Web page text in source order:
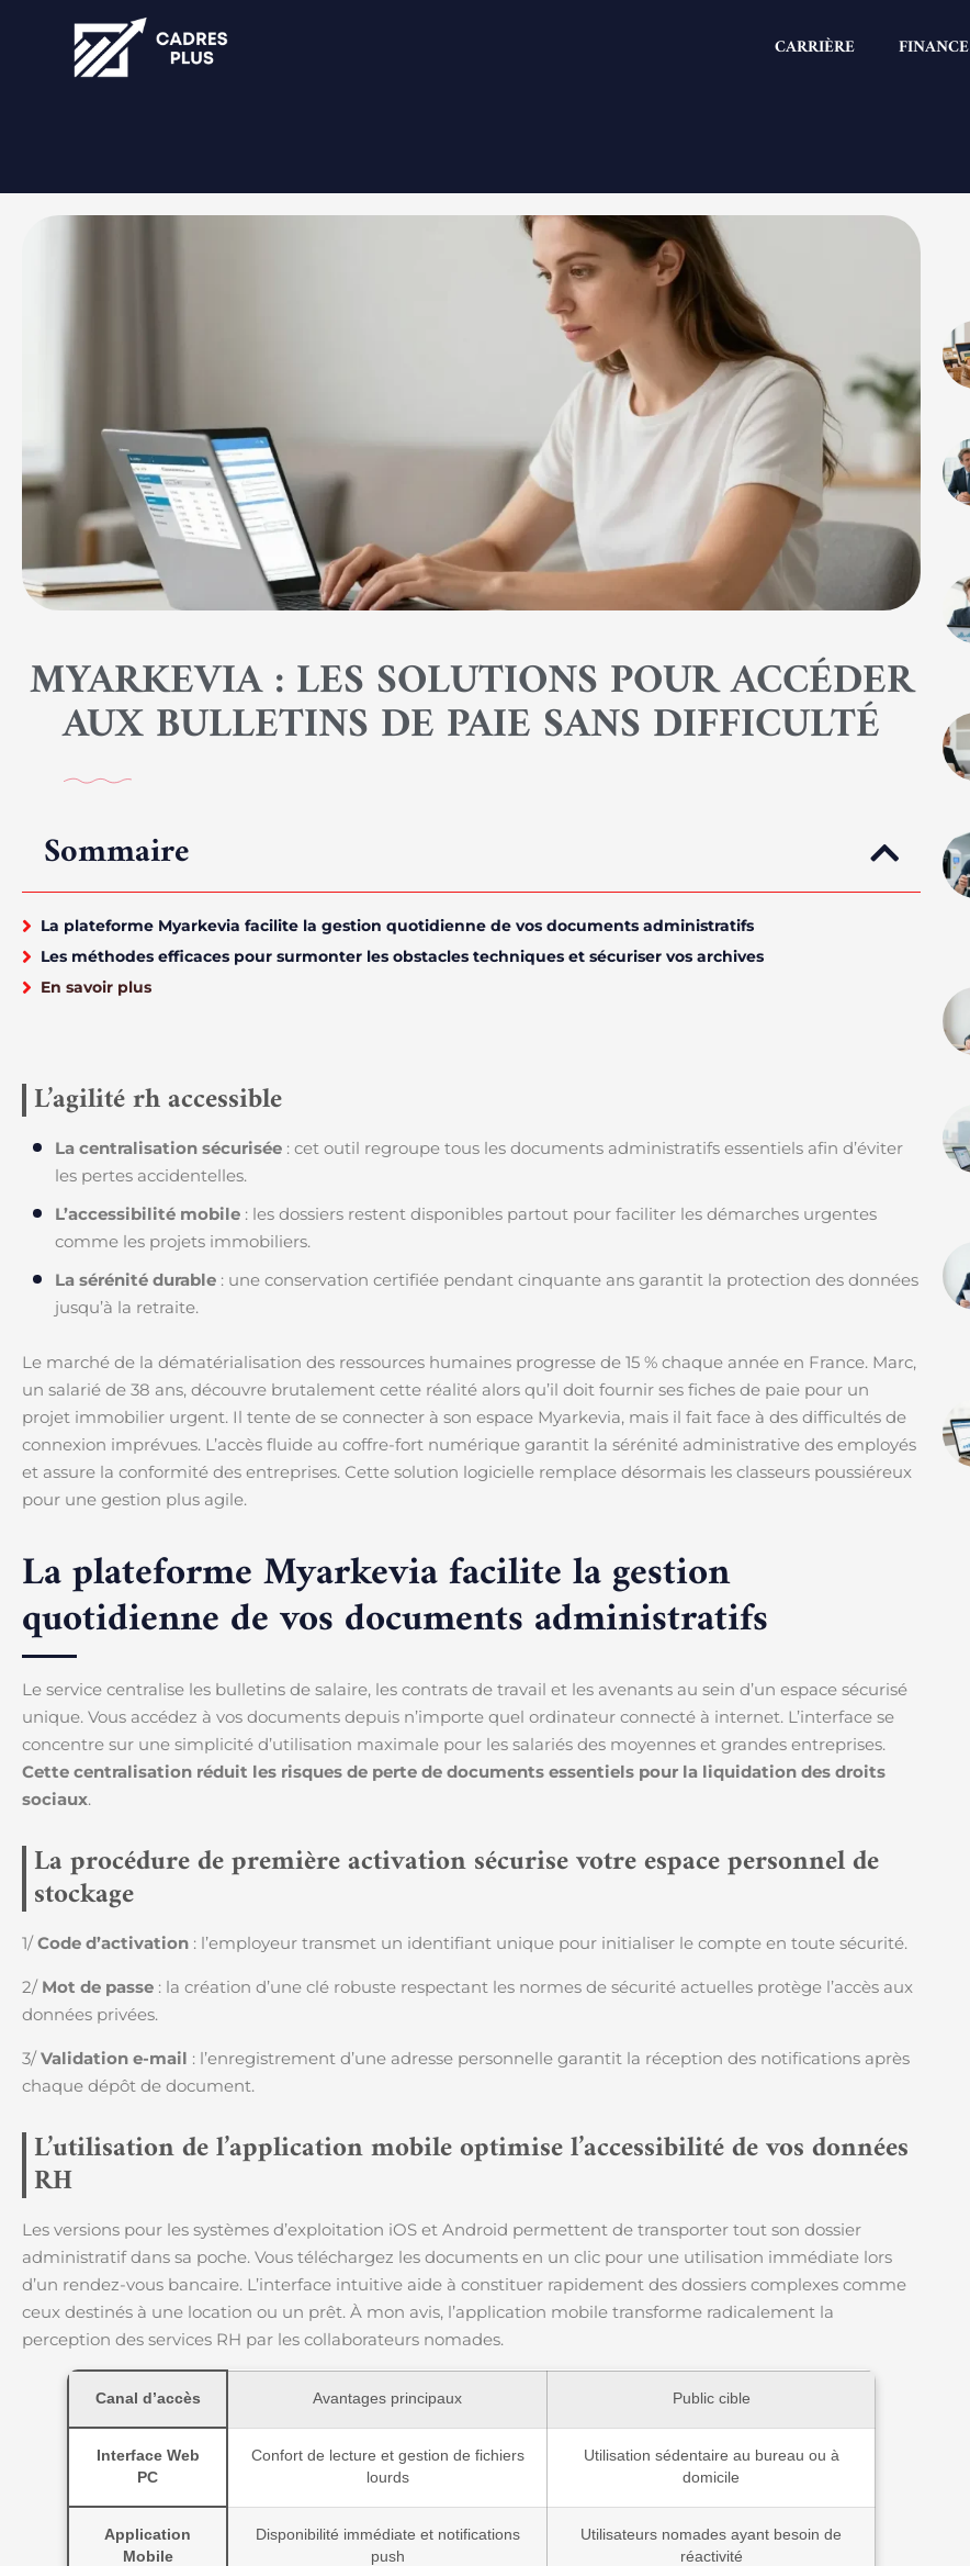
CARRIÈRE FINANCE
MYARKEVIA : LES SOLUTIONS POUR ACCÉDER
AUX BULLETINS DE PAIE SANS DIFFICULTÉ
Sommaire
La plateforme Myarkevia facilite la gestion quotidienne de vos documents administratifs
Les méthodes efficaces pour surmonter les obstacles techniques et sécuriser vos archives
En savoir plus
L’agilité rh accessible
La centralisation sécurisée : cet outil regroupe tous les documents administratifs essentiels afin d’éviter
les pertes accidentelles.
L’accessibilité mobile : les dossiers restent disponibles partout pour faciliter les démarches urgentes
comme les projets immobiliers.
La sérénité durable : une conservation certifiée pendant cinquante ans garantit la protection des données
jusqu’à la retraite.
Le marché de la dématérialisation des ressources humaines progresse de 15 % chaque année en France. Marc,
un salarié de 38 ans, découvre brutalement cette réalité alors qu’il doit fournir ses fiches de paie pour un
projet immobilier urgent. Il tente de se connecter à son espace Myarkevia, mais il fait face à des difficultés de
connexion imprévues. L’accès fluide au coffre-fort numérique garantit la sérénité administrative des employés
et assure la conformité des entreprises. Cette solution logicielle remplace désormais les classeurs poussiéreux
pour une gestion plus agile.
La plateforme Myarkevia facilite la gestion
quotidienne de vos documents administratifs
Le service centralise les bulletins de salaire, les contrats de travail et les avenants au sein d’un espace sécurisé
unique. Vous accédez à vos documents depuis n’importe quel ordinateur connecté à internet. L’interface se
concentre sur une simplicité d’utilisation maximale pour les salariés des moyennes et grandes entreprises.
Cette centralisation réduit les risques de perte de documents essentiels pour la liquidation des droits
sociaux.
La procédure de première activation sécurise votre espace personnel de
stockage
1/Code d’activation : l’employeur transmet un identifiant unique pour initialiser le compte en toute sécurité.
2/ Mot de passe : la création d’une clé robuste respectant les normes de sécurité actuelles protège l’accès aux
données privées.
3/Validation e-mail : l’enregistrement d’une adresse personnelle garantit la réception des notifications après
chaque dépôt de document.
L’utilisation de l’application mobile optimise l’accessibilité de vos données
RH
Les versions pour les systèmes d’exploitation iOS et Android permettent de transporter tout son dossier
administratif dans sa poche. Vous téléchargez les documents en un clic pour une utilisation immédiate lors
d’un rendez-vous bancaire. L’interface intuitive aide à constituer rapidement des dossiers complexes comme
ceux destinés à une location ou un prêt. À mon avis, l’application mobile transforme radicalement la
perception des services RH par les collaborateurs nomades.
Canal d’accès Avantages principaux Public cible
Interface Web
PC
Confort de lecture et gestion de fichiers
lourds
Utilisation sédentaire au bureau ou à
domicile
Application
Mobile
Disponibilité immédiate et notifications
push
Utilisateurs nomades ayant besoin de
réactivité